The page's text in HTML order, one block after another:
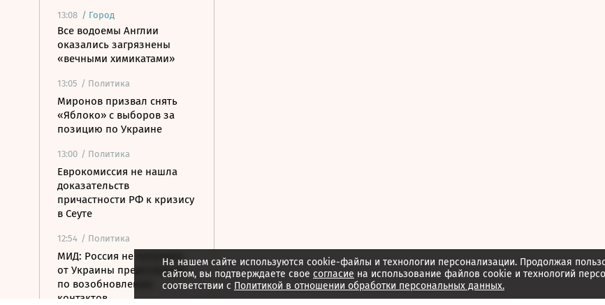
13:08 / Город
Все водоемы Англии
оказались загрязнены
«вечными химикатами»
13:05 / Политика
Миронов призвал снять
«Яблоко» с выборов за
позицию по Украине
13:00 / Политика
Еврокомиссия не нашла
доказательств
причастности РФ к кризису
в Сеуте
12:54 / Политика
МИД: Россия не получала
от Украины предложений
по возобновлению
контактов
На нашем сайте используются cookie-файлы и технологии персонализации. Продолжая
сайтом, вы подтверждаете свое согласие на использование файлов cookie и технологий
соответствии с Политикой в отношении обработки персональных данных.